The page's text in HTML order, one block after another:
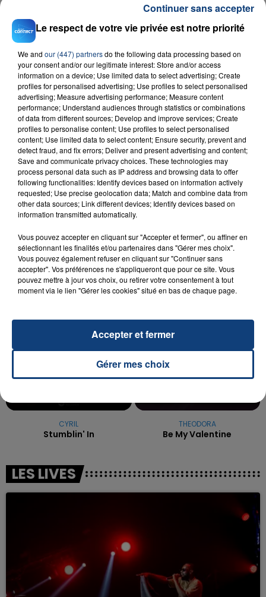
23 juillet 2026
INCENDIE MORTEL À LENS : UNE FEMME ET
SON BÉBÉ ENTRE LA VIE ET LA...
Un homme s'est immolé par le feu après avoir
aspergé sa compagne et leur bébé de trois mois
d'un liquide inflammable.
20 juillet 2026
UNE ADOLESCENTE DEVANT SE FAIRE
OPÉRER DE LA CHEVILLE RESSORT DE LA...
reconnu sa responsabilité et présenté ses
excuses.
TITRES DIFFUSÉS
CYRIL
Stumblin' In
THEODORA
Be My Valentine
LES LIVES
Le respect de votre vie privée est notre priorité
We and our (447) partnersdo the following data processing based on
your consent and/or our legitimate interest: Store and/or access
information on a device; Use limited data to select advertising; Create
profiles for personalised advertising; Use profiles to select personalised
advertising; Measure advertising performance; Measure content
performance; Understand audiences through statistics or combinations
of data from different sources; Develop and improve services; Create
profiles to personalise content; Use profiles to select personalised
content; Use limited data to select content; Ensure security, prevent and
detect fraud, and fix errors; Deliver and present advertising and content;
Save and communicate privacy choices. These technologies may
process personal data such as IP address and browsing data to offer
following functionalities: Identify devices based on information actively
requested; Use precise geolocation data; Match and combine data from
other data sources; Link different devices; Identify devices based on
information transmitted automatically.
Vous pouvez accepter en cliquant sur "Accepter et fermer", ou affiner en
sélectionnant les finalités et/ou partenaires dans "Gérer mes choix".
Vous pouvez également refuser en cliquant sur "Continuer sans
accepter". Vos préférences ne s'appliqueront que pour ce site. Vous
pouvez mettre à jour vos choix, ou retirer votre consentement à tout
moment via le lien "Gérer les cookies" situé en bas de chaque page.
Gérer mes choix
Accepter et fermer
Continuer sans accepter